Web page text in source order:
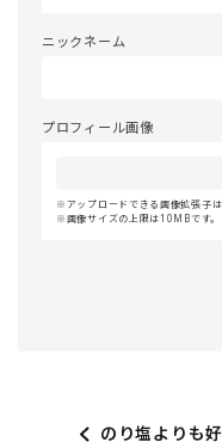
ニックネーム
プロフィール画像
アップロードできる画像拡張
画像サイズの上限は10MBです。
のり塩よりも